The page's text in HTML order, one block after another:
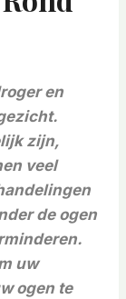
en
zijn,
veel
de ogen
uw
ogen te